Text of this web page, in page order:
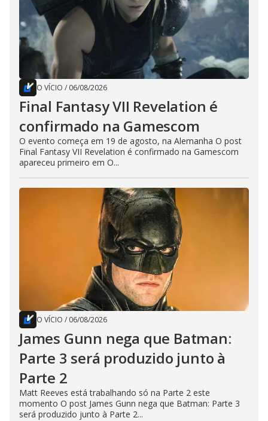
O VÍCIO / 06/08/2026
Final Fantasy VII Revelation é
confirmado na Gamescom
O evento começa em 19 de agosto, na Alemanha O post
Final Fantasy VII Revelation é confirmado na Gamescom
apareceu primeiro em O...
O VÍCIO / 06/08/2026
James Gunn nega que Batman:
Parte 3 será produzido junto à
Parte 2
Matt Reeves está trabalhando só na Parte 2 este
momento O post James Gunn nega que Batman: Parte 3
será produzido junto à Parte 2...